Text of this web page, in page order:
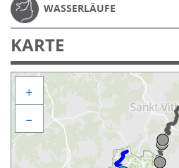
WASSERLÄUFE
KARTE
+
−